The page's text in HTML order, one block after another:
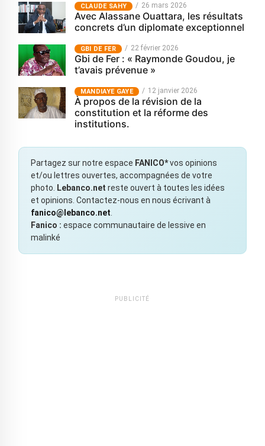
CLAUDE SAHY 26 mars 2026
Avec Alassane Ouattara, les résultats
concrets d’un diplomate exceptionnel
GBI DE FER 22 février 2026
Gbi de Fer : « Raymonde Goudou, je
t’avais prévenue »
MANDIAYE GAYE 12 janvier 2026
À propos de la révision de la
constitution et la réforme des
institutions.
Partagez sur notre espace FANICO*vos opinions
et/ou lettres ouvertes, accompagnées de votre
photo.
Lebanco.net reste ouvert à toutes les idées
et opinions. Contactez-nous en nous écrivant à
fanico@lebanco.net
Fanico : espace communautaire de lessive en
malinké
PUBLICITÉ